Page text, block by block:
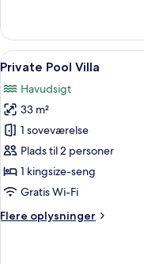
View
Villa
Indlæs
alle
billeder
af
Private
Pool
Villa
10
Private Pool Villa
Havudsigt
33 m²
1 soveværelse
Plads til 2 personer
1 kingsize-seng
Gratis Wi-Fi
Flere oplysninger
Flere